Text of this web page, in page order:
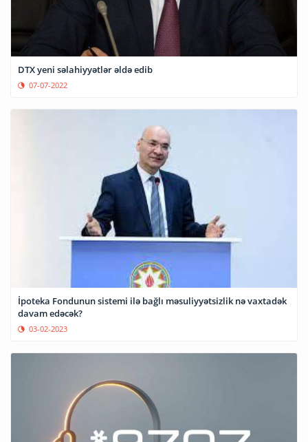
DTX yeni səlahiyyətlər əldə edib
07-07-2022
İpoteka Fondunun sistemi ilə bağlı məsuliyyətsizlik nə vaxtadək
davam edəcək?
03-02-2023